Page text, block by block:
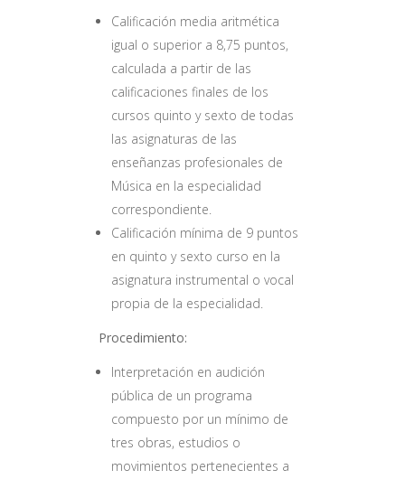
Calificación media aritmética
igual o superior a 8,75 puntos,
calculada a partir de las
calificaciones finales de los
cursos quinto y sexto de todas
las asignaturas de las
enseñanzas profesionales de
Música en la especialidad
correspondiente.
Calificación mínima de 9 puntos
en quinto y sexto curso en la
asignatura instrumental o vocal
propia de la especialidad.
Procedimiento:
Interpretación en audición
pública de un programa
compuesto por un mínimo de
tres obras, estudios o
movimientos pertenecientes a